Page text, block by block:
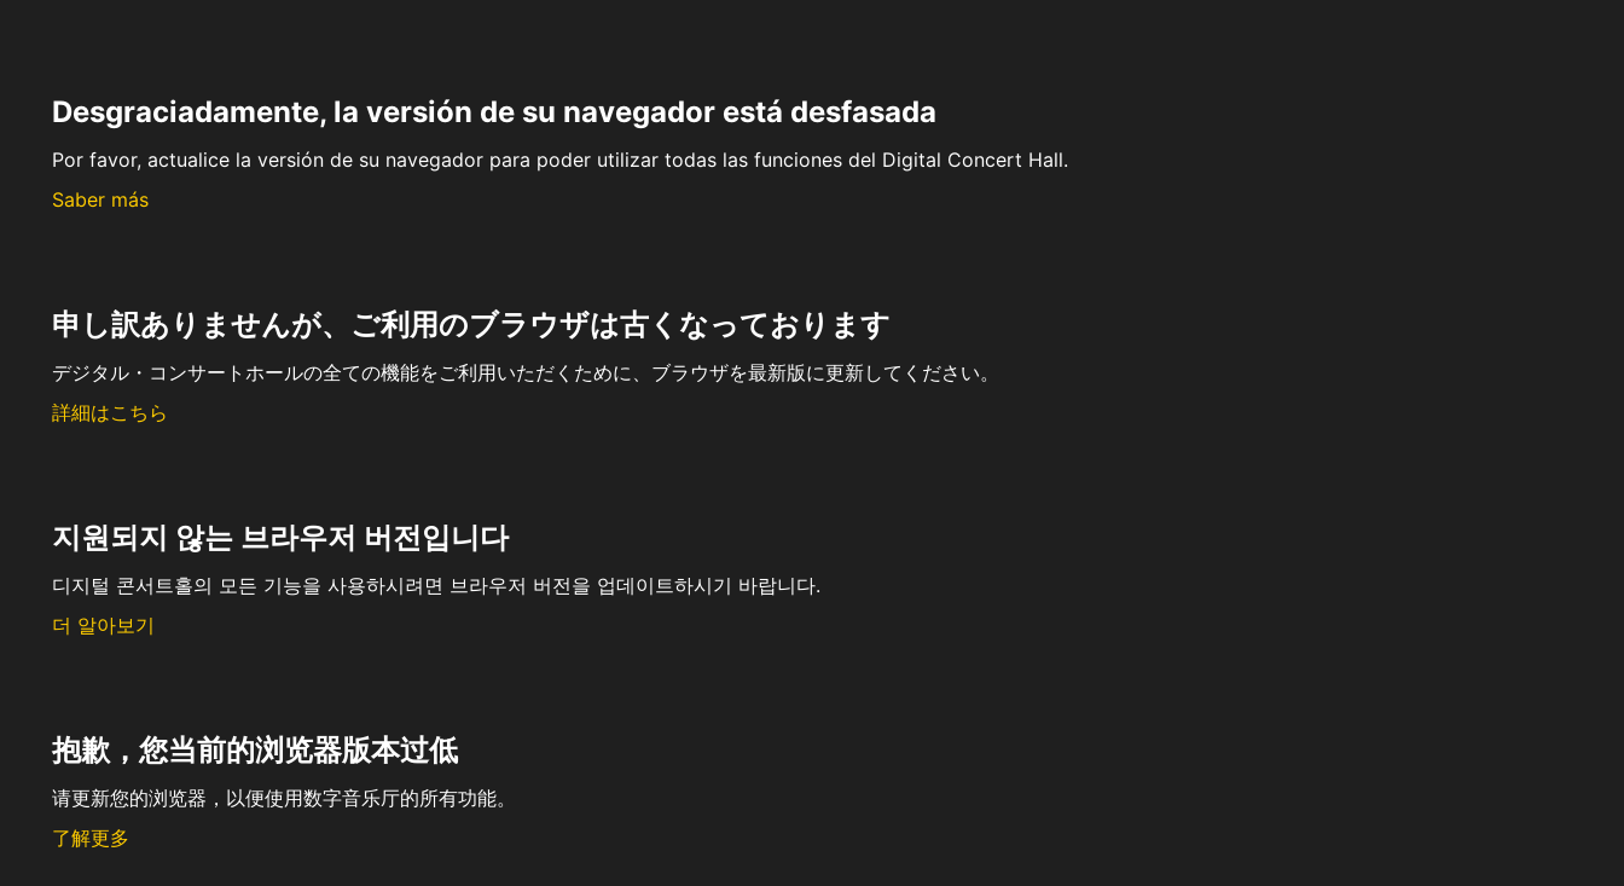
Desgraciadamente, la versión de su navegador está desfasada
Por favor, actualice la versión de su navegador para poder utilizar todas las funciones del Digital Concert Hall.
Saber más
申し訳ありませんが、ご利用のブラウザは古くなっております
デジタル・コンサートホールの全ての機能をご利用いただくために、ブラウザを最新版に更新してください。
詳細はこちら
지원되지 않는 브라우저 버전입니다
디지털 콘서트홀의 모든 기능을 사용하시려면 브라우저 버전을 업데이트하시기 바랍니다.
더 알아보기
抱歉，您当前的浏览器版本过低
请更新您的浏览器，以便使用数字音乐厅的所有功能。
了解更多